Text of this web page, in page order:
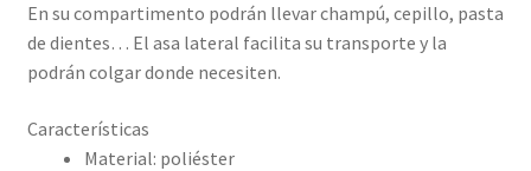
En su compartimento podrán llevar champú, cepillo, pasta
de dientes… El asa lateral facilita su transporte y la
podrán colgar donde necesiten.
Características
Material: poliéster